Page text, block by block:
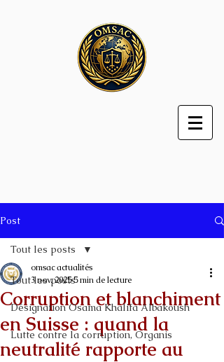
Post
Tout les posts
Désignation Osama Khalifa Albakoush
Lutte contre la corruption, Organis
Tout les posts
Corruption et blanchiment
en Suisse : quand la
neutralité rapporte au
omsac actualités
3 nov. 20255 min de lecture